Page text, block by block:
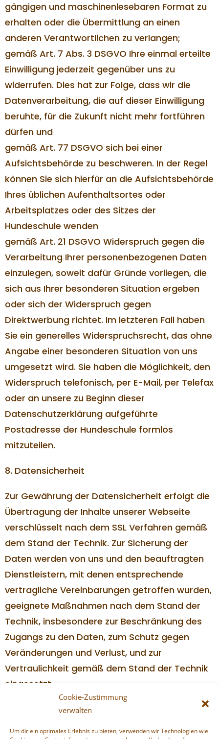
Cookie-Zustimmung
verwalten
Um dir ein optimales Erlebnis zu bieten, verwenden wir Technologien wie
gängigen und maschinenlesebaren Format zu
erhalten oder die Übermittlung an einen
anderen Verantwortlichen zu verlangen;
gemäß Art. 7 Abs. 3 DSGVO Ihre einmal erteilte
Einwilligung jederzeit gegenüber uns zu
widerrufen. Dies hat zur Folge, dass wir die
Datenverarbeitung, die auf dieser Einwilligung
beruhte, für die Zukunft nicht mehr fortführen
dürfen und
gemäß Art. 77 DSGVO sich bei einer
Aufsichtsbehörde zu beschweren. In der Regel
können Sie sich hierfür an die Aufsichtsbehörde
Ihres üblichen Aufenthaltsortes oder
Arbeitsplatzes oder des Sitzes der
Hundeschule wenden
gemäß Art. 21 DSGVO Widerspruch gegen die
Verarbeitung Ihrer personenbezogenen Daten
einzulegen, soweit dafür Gründe vorliegen, die
sich aus Ihrer besonderen Situation ergeben
oder sich der Widerspruch gegen
Direktwerbung richtet. Im letzteren Fall haben
Sie ein generelles Widerspruchsrecht, das ohne
Angabe einer besonderen Situation von uns
umgesetzt wird. Sie haben die Möglichkeit, den
Widerspruch telefonisch, per E-Mail, per Telefax
oder an unsere zu Beginn dieser
Datenschutzerklärung aufgeführte
Postadresse der Hundeschule formlos
mitzuteilen.
8. Datensicherheit
Zur Gewährung der Datensicherheit erfolgt die
Übertragung der Inhalte unserer Webseite
verschlüsselt nach dem SSL Verfahren gemäß
dem Stand der Technik. Zur Sicherung der
Daten werden von uns und den beauftragten
Dienstleistern, mit denen entsprechende
vertragliche Vereinbarungen getroffen wurden,
geeignete Maßnahmen nach dem Stand der
Technik, insbesondere zur Beschränkung des
Zugangs zu den Daten, zum Schutz gegen
Veränderungen und Verlust, und zur
Vertraulichkeit gemäß dem Stand der Technik
eingesetzt.
9. Stand und Aktualisierung dieser